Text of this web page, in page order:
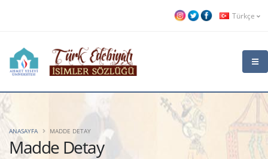
Türkçe
Madde Detay
ANASAYFA MADDE DETAY